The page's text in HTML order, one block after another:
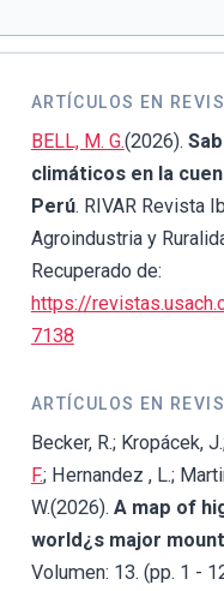
ARTÍCULOS EN
BELL, M. G.(2026).
climáticos en la
Perú. RIVAR Revista
Agroindustria y
Recuperado de:
https://
7138
ARTÍCULOS EN
Becker, R.; Kropácek,
F.; Hernandez , L.;
W.(2026). A map of
world¿s major
Volumen: 13. (pp. 1 -